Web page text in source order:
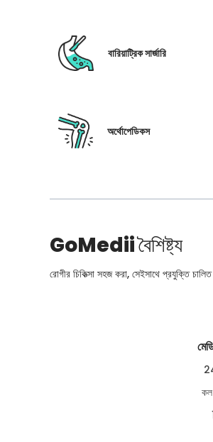
বারিয়াট্রিক সার্জারি
অর্থোপেডিকস
GoMediiবৈশিষ্ট্য
রোগীর চিকিত্সা সহজ করা, সেইসাথে প্রযুক্তি
কল